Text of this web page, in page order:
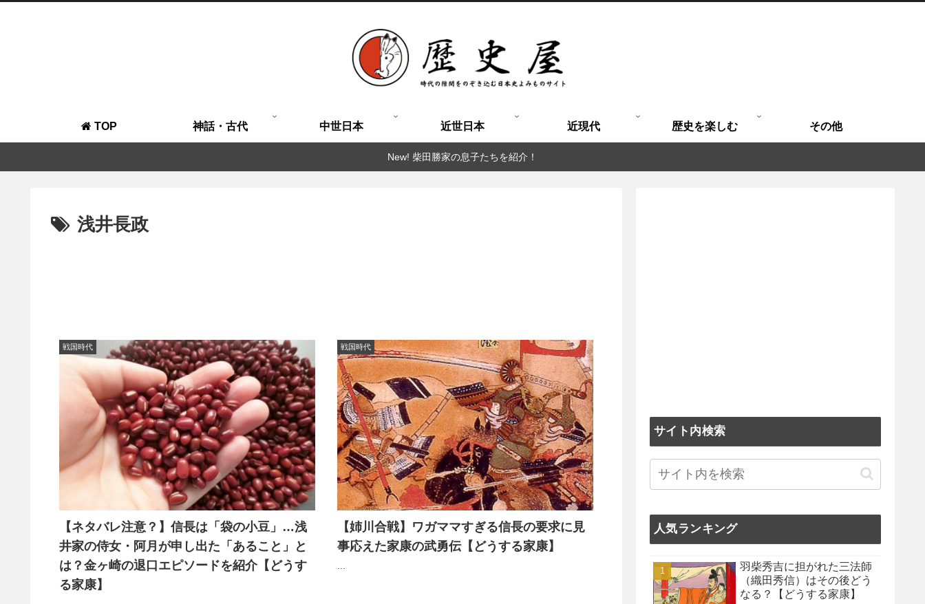
TOP 神話・古代 中世日本 近世日本 近現代 歴史を楽しむ その他
New! 柴田勝家の息子たちを紹介！
浅井長政
戦国時代
【ネタバレ注意？】信長は「袋の小豆」…浅
井家の侍女・阿月が申し出た「あること」と
は？金ヶ崎の退口エピソードを紹介【どうす
る家康】
戦国時代
【姉川合戦】ワガママすぎる信長の要求に見
事応えた家康の武勇伝【どうする家康】
サイト内検索
人気ランキング
羽柴秀吉に担がれた三法師
（織田秀信）はその後どう
なる？【どうする家康】